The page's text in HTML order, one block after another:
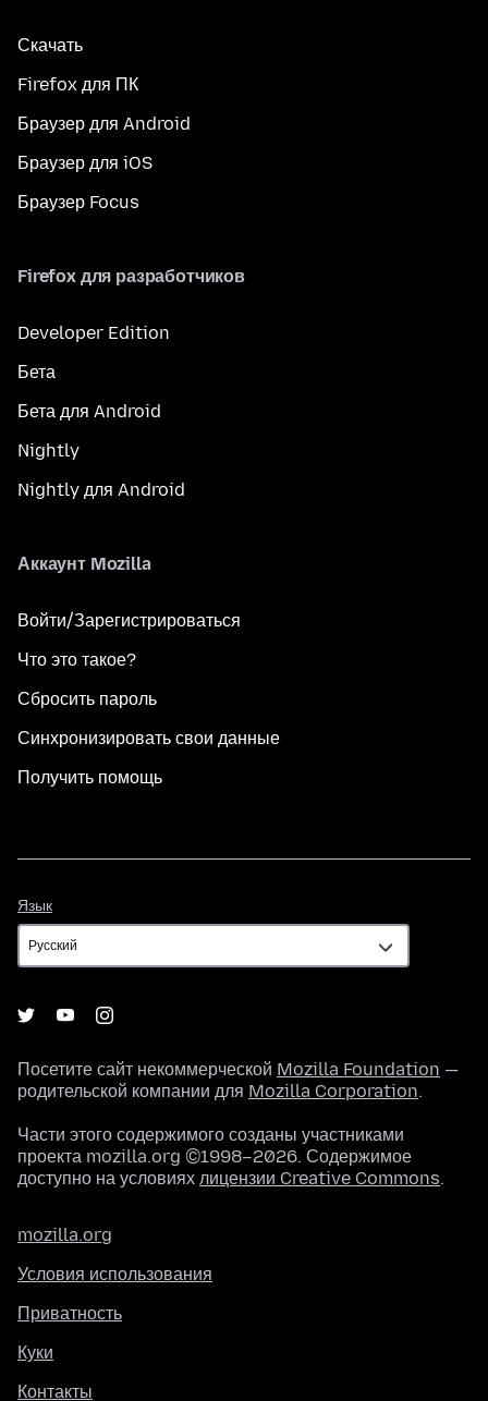
Скачать
Firefox для ПК
Браузер для Android
Браузер для iOS
Браузер Focus
Firefox для разработчиков
Developer Edition
Бета
Бета для Android
Nightly
Nightly для Android
Аккаунт Mozilla
Войти/Зарегистрироваться
Что это такое?
Сбросить пароль
Синхронизировать свои данные
Получить помощь
Язык
Посетите сайт некоммерческой Mozilla Foundation —
родительской компании для Mozilla Corporation.
Части этого содержимого созданы участниками
проекта mozilla.org ©1998–2026. Содержимое
доступно на условиях лицензии Creative Commons.
mozilla.org
Условия использования
Приватность
Куки
Контакты